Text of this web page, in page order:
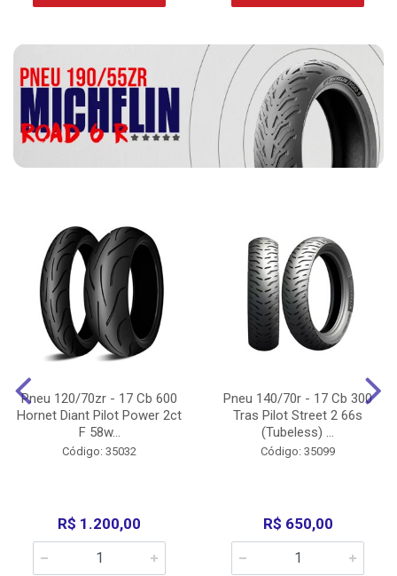
Pneu 120/70zr - 17 Cb 600
Hornet Diant Pilot Power 2ct
F 58w...
Código: 35032
R$ 1.200,00
Pneu 140/70r - 17 Cb 300
Tras Pilot Street 2 66s
(Tubeless) ...
Código: 35099
R$ 650,00